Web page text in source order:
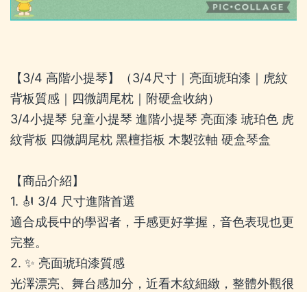
【3/4 高階小提琴】（3/4尺寸｜亮面琥珀漆｜虎紋
背板質感｜四微調尾枕｜附硬盒收納）
3/4小提琴 兒童小提琴 進階小提琴 亮面漆 琥珀色 虎
紋背板 四微調尾枕 黑檀指板 木製弦軸 硬盒琴盒
【商品介紹】
1. 🎻 3/4 尺寸進階首選
適合成長中的學習者，手感更好掌握，音色表現也更
完整。
2. ✨ 亮面琥珀漆質感
光澤漂亮、舞台感加分，近看木紋細緻，整體外觀很